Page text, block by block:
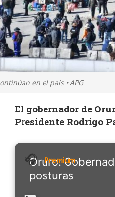
en el país • APG
El gobernador de
Presidente Rodrigo
Oruro:
posturas